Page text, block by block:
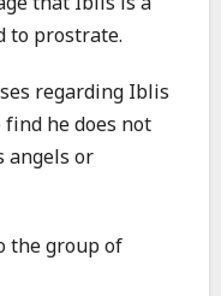
to prostrate.
regarding Iblis
he does not
angels or
the group of